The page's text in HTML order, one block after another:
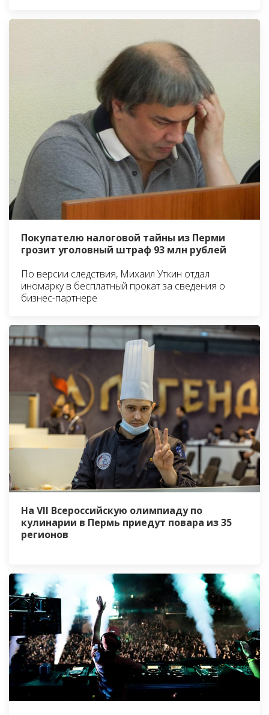
Покупателю налоговой тайны из Перми
грозит уголовный штраф 93 млн рублей
По версии следствия, Михаил Уткин отдал
иномарку в бесплатный прокат за сведения о
бизнес-партнере
На VII Всероссийскую олимпиаду по
кулинарии в Пермь приедут повара из 35
регионов